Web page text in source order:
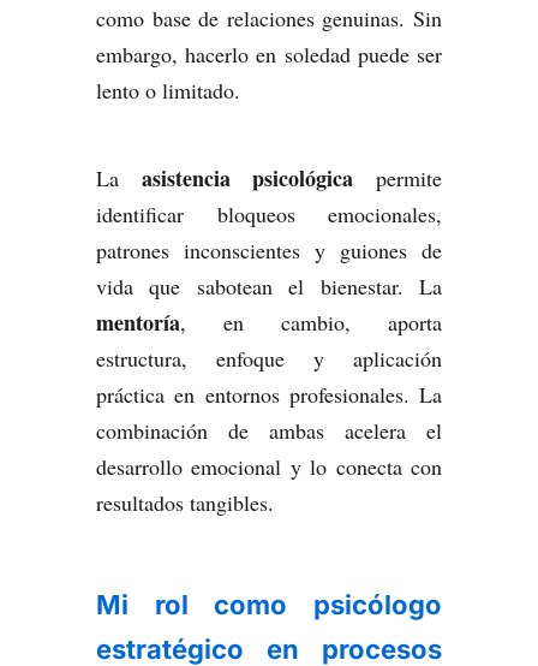
como base de relaciones genuinas. Sin
embargo, hacerlo en soledad puede ser
lento o limitado.
La asistencia psicológica permite
identificar bloqueos emocionales,
patrones inconscientes y guiones de
vida que sabotean el bienestar. La
mentoría, en cambio, aporta
estructura, enfoque y aplicación
práctica en entornos profesionales. La
combinación de ambas acelera el
desarrollo emocional y lo conecta con
resultados tangibles.
Mi rol como psicólogo
estratégico en procesos